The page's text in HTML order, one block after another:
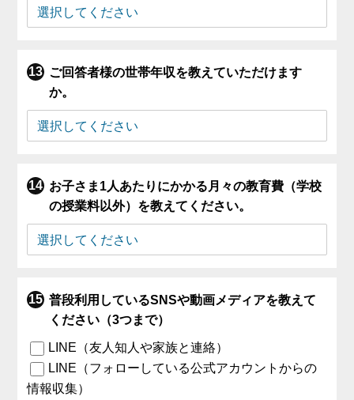
ご回答者様の世帯年収を教えていただけます
か。
お子さま1人あたりにかかる月々の教育費（学校
の授業料以外）を教えてください。
普段利用しているSNSや動画メディアを教えて
ください（3つまで）
LINE（友人知人や家族と連絡）
LINE（フォローしている公式アカウントからの
情報収集）